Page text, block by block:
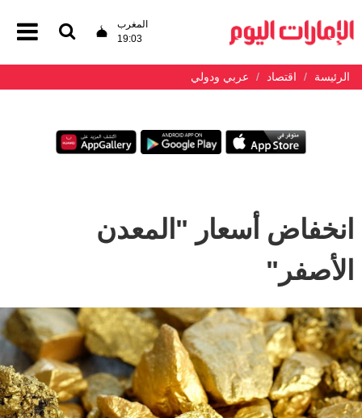
المغرب
19:03
الرئيسة اقتصاد عربي ودولي
انخفاض أسعار "المعدن
الأصفر"